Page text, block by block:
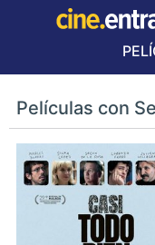
Películas con